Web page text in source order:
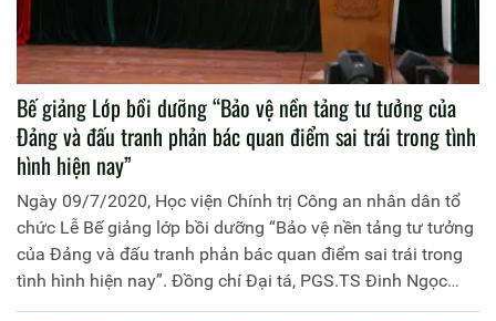
Bế giảng Lớp bồi dưỡng “Bảo vệ nền tảng tư tưởng của
Đảng và đấu tranh phản bác quan điểm sai trái trong tình
hình hiện nay”
Ngày 09/7/2020, Học viện Chính trị Công an nhân dân tổ
chức Lễ Bế giảng lớp bồi dưỡng “Bảo vệ nền tảng tư tưởng
của Đảng và đấu tranh phản bác quan điểm sai trái trong
tình hình hiện nay”. Đồng chí Đại tá, PGS.TS Đinh Ngọc
Hoa, Phó Giám đốc Học viện Chính trị Công an nhân dân